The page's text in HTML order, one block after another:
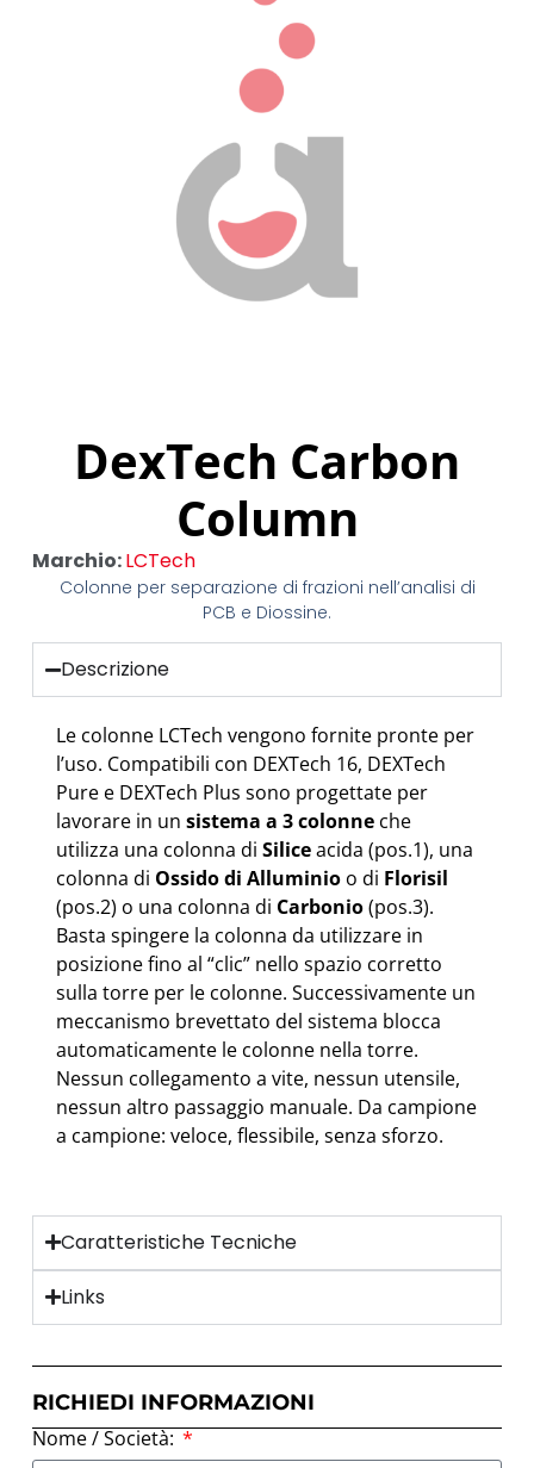
DexTech Carbon
Column
Marchio:LCTech
Colonne per separazione di frazioni nell’analisi di
PCB e Diossine.
Descrizione
Le colonne LCTech vengono fornite pronte per
l’uso. Compatibili con DEXTech 16, DEXTech
Pure e DEXTech Plus sono progettate per
lavorare in un sistema a 3 colonneche
utilizza una colonna di Siliceacida (pos.1), una
colonna di Ossido di Alluminioo di Florisil
(pos.2) o una colonna di Carbonio(pos.3).
Basta spingere la colonna da utilizzare in
posizione fino al “clic” nello spazio corretto
sulla torre per le colonne. Successivamente un
meccanismo brevettato del sistema blocca
automaticamente le colonne nella torre.
Nessun collegamento a vite, nessun utensile,
nessun altro passaggio manuale. Da campione
a campione: veloce, flessibile, senza sforzo.
Caratteristiche Tecniche
Links
RICHIEDI INFORMAZIONI
Nome / Società: